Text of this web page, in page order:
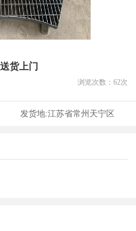
货上门
浏览次数： 62次
发货地:江苏省常州天宁区